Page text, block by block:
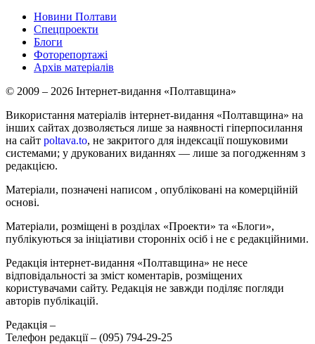
Новини Полтави
Спецпроекти
Блоги
Фоторепортажі
Архів матеріалів
© 2009 – 2026 Інтернет-видання «Полтавщина»
Використання матеріалів інтернет-видання «Полтавщина» на
інших сайтах дозволяється лише за наявності гіперпосилання
на сайт poltava.to, не закритого для індексації пошуковими
системами; у друкованих виданнях — лише за погодженням з
редакцією.
Матеріали, позначені написом , опубліковані на комерційній
основі.
Матеріали, розміщені в розділах «Проекти» та «Блоги»,
публікуються за ініціативи сторонніх осіб і не є редакційними.
Редакція інтернет-видання «Полтавщина» не несе
відповідальності за зміст коментарів, розміщених
користувачами сайту. Редакція не завжди поділяє погляди
авторів публікацій.
Редакція –
Телефон редакції – (095) 794-29-25